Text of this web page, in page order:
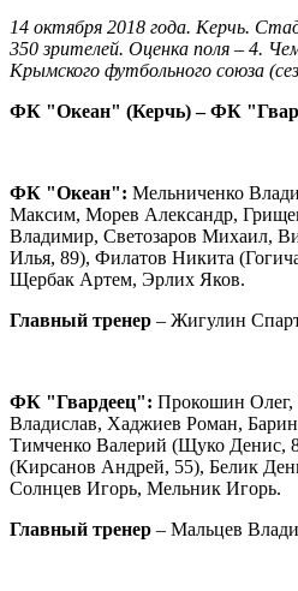
14 октября 2018 года. Керчь.
350 зрителей. Оценка поля – 4.
Крымского футбольного союза
ФК "Океан" (Керчь) – ФК
ФК "Океан": Мельниченко
Максим, Морев Александр,
Владимир, Светозаров Михаил,
Илья, 89), Филатов Никита
Щербак Артем, Эрлих Яков.
Главный тренер – Жигулин
ФК "Гвардеец": Прокошин Олег,
Владислав, Хаджиев Роман,
Тимченко Валерий (Щуко Денис,
(Кирсанов Андрей, 55), Белик
Солнцев Игорь, Мельник Игорь.
Главный тренер – Мальцев